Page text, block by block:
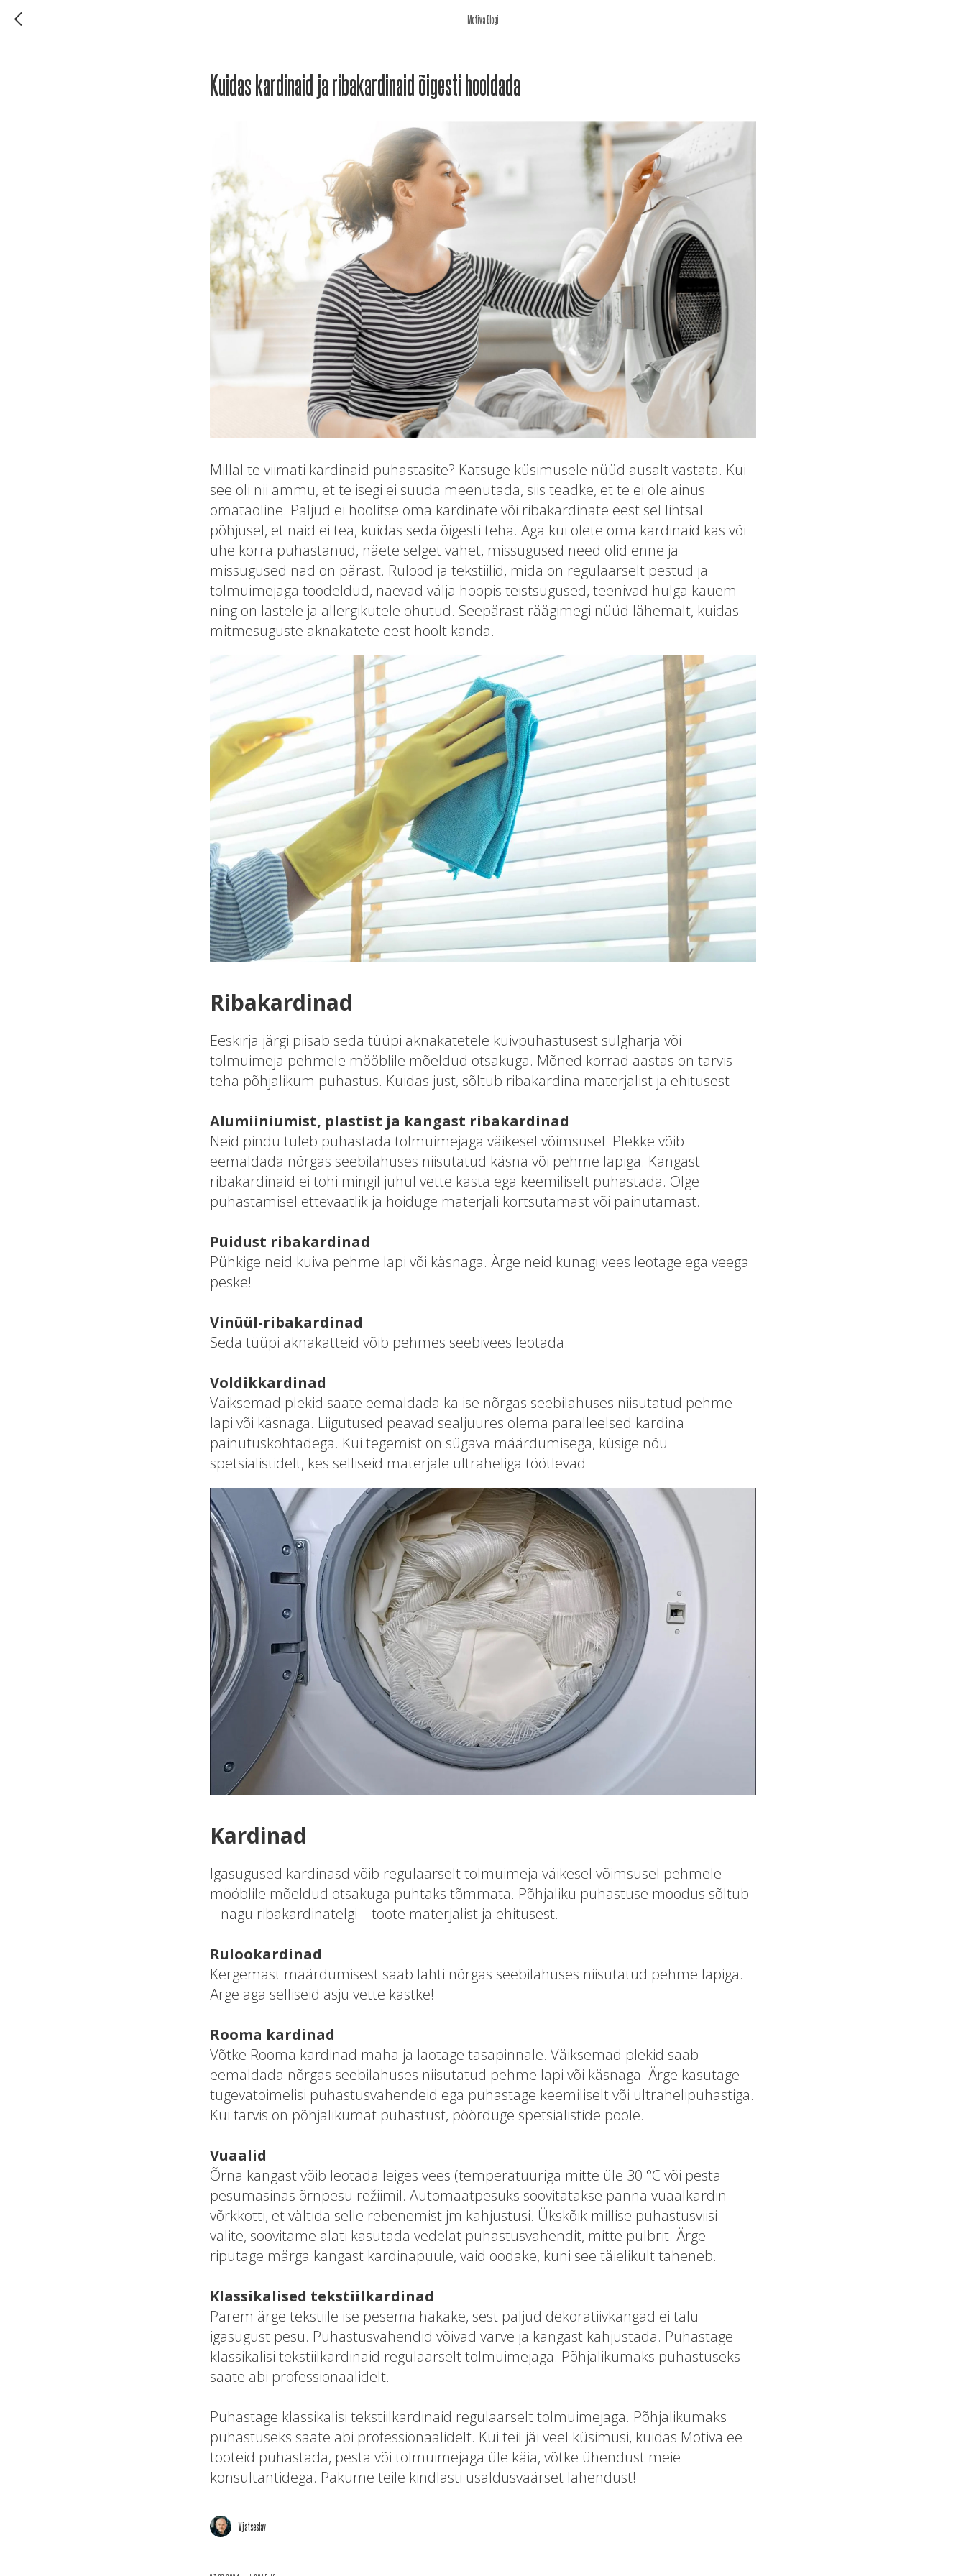
Motiva Blogi
Kuidas kardinaid ja ribakardinaid õigesti hooldada
Millal te viimati kardinaid puhastasite? Katsuge küsimusele nüüd ausalt vastata. Kui
see oli nii ammu, et te isegi ei suuda meenutada, siis teadke, et te ei ole ainus
omataoline. Paljud ei hoolitse oma kardinate või ribakardinate eest sel lihtsal
põhjusel, et naid ei tea, kuidas seda õigesti teha. Aga kui olete oma kardinaid kas või
ühe korra puhastanud, näete selget vahet, missugused need olid enne ja
missugused nad on pärast. Rulood ja tekstiilid, mida on regulaarselt pestud ja
tolmuimejaga töödeldud, näevad välja hoopis teistsugused, teenivad hulga kauem
ning on lastele ja allergikutele ohutud. Seepärast räägimegi nüüd lähemalt, kuidas
mitmesuguste aknakatete eest hoolt kanda.
Ribakardinad
Eeskirja järgi piisab seda tüüpi aknakatetele kuivpuhastusest sulgharja või
tolmuimeja pehmele mööblile mõeldud otsakuga. Mõned korrad aastas on tarvis
teha põhjalikum puhastus. Kuidas just, sõltub ribakardina materjalist ja ehitusest
Alumiiniumist, plastist ja kangast ribakardinad
Neid pindu tuleb puhastada tolmuimejaga väikesel võimsusel. Plekke võib
eemaldada nõrgas seebilahuses niisutatud käsna või pehme lapiga. Kangast
ribakardinaid ei tohi mingil juhul vette kasta ega keemiliselt puhastada. Olge
puhastamisel ettevaatlik ja hoiduge materjali kortsutamast või painutamast.
Puidust ribakardinad
Pühkige neid kuiva pehme lapi või käsnaga. Ärge neid kunagi vees leotage ega veega
peske!
Vinüül-ribakardinad
Seda tüüpi aknakatteid võib pehmes seebivees leotada.
Voldikkardinad
Väiksemad plekid saate eemaldada ka ise nõrgas seebilahuses niisutatud pehme
lapi või käsnaga. Liigutused peavad sealjuures olema paralleelsed kardina
painutuskohtadega. Kui tegemist on sügava määrdumisega, küsige nõu
spetsialistidelt, kes selliseid materjale ultraheliga töötlevad
Kardinad
Igasugused kardinasd võib regulaarselt tolmuimeja väikesel võimsusel pehmele
mööblile mõeldud otsakuga puhtaks tõmmata. Põhjaliku puhastuse moodus sõltub
– nagu ribakardinatelgi – toote materjalist ja ehitusest.
Rulookardinad
Kergemast määrdumisest saab lahti nõrgas seebilahuses niisutatud pehme lapiga.
Ärge aga selliseid asju vette kastke!
Rooma kardinad
Võtke Rooma kardinad maha ja laotage tasapinnale. Väiksemad plekid saab
eemaldada nõrgas seebilahuses niisutatud pehme lapi või käsnaga. Ärge kasutage
tugevatoimelisi puhastusvahendeid ega puhastage keemiliselt või ultrahelipuhastiga.
Kui tarvis on põhjalikumat puhastust, pöörduge spetsialistide poole.
Vuaalid
Õrna kangast võib leotada leiges vees (temperatuuriga mitte üle 30 °C või pesta
pesumasinas õrnpesu režiimil. Automaatpesuks soovitatakse panna vuaalkardin
võrkkotti, et vältida selle rebenemist jm kahjustusi. Ükskõik millise puhastusviisi
valite, soovitame alati kasutada vedelat puhastusvahendit, mitte pulbrit. Ärge
riputage märga kangast kardinapuule, vaid oodake, kuni see täielikult taheneb.
Klassikalised tekstiilkardinad
Parem ärge tekstiile ise pesema hakake, sest paljud dekoratiivkangad ei talu
igasugust pesu. Puhastusvahendid võivad värve ja kangast kahjustada. Puhastage
klassikalisi tekstiilkardinaid regulaarselt tolmuimejaga. Põhjalikumaks puhastuseks
saate abi professionaalidelt.
Puhastage klassikalisi tekstiilkardinaid regulaarselt tolmuimejaga. Põhjalikumaks
puhastuseks saate abi professionaalidelt. Kui teil jäi veel küsimusi, kuidas Motiva.ee
tooteid puhastada, pesta või tolmuimejaga üle käia, võtke ühendust meie
konsultantidega. Pakume teile kindlasti usaldusväärset lahendust!
Vjatseslav